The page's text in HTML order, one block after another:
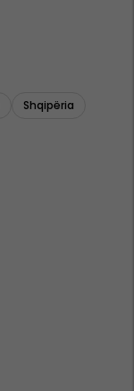
Shqipëria